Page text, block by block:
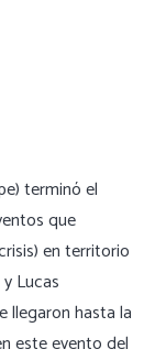
terminó el
que
en territorio
Lucas
llegaron hasta la
este evento del